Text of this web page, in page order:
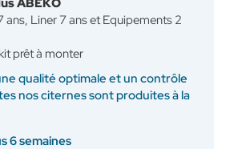
ABEKO
ans, Liner 7 ans et Equipements 2
prêt à monter
qualité optimale et un contrôle
nos citernes sont produites à la
6 semaines